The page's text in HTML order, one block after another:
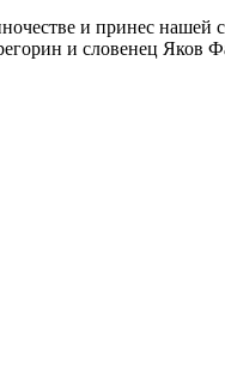
и принес нашей
и словенец Яков